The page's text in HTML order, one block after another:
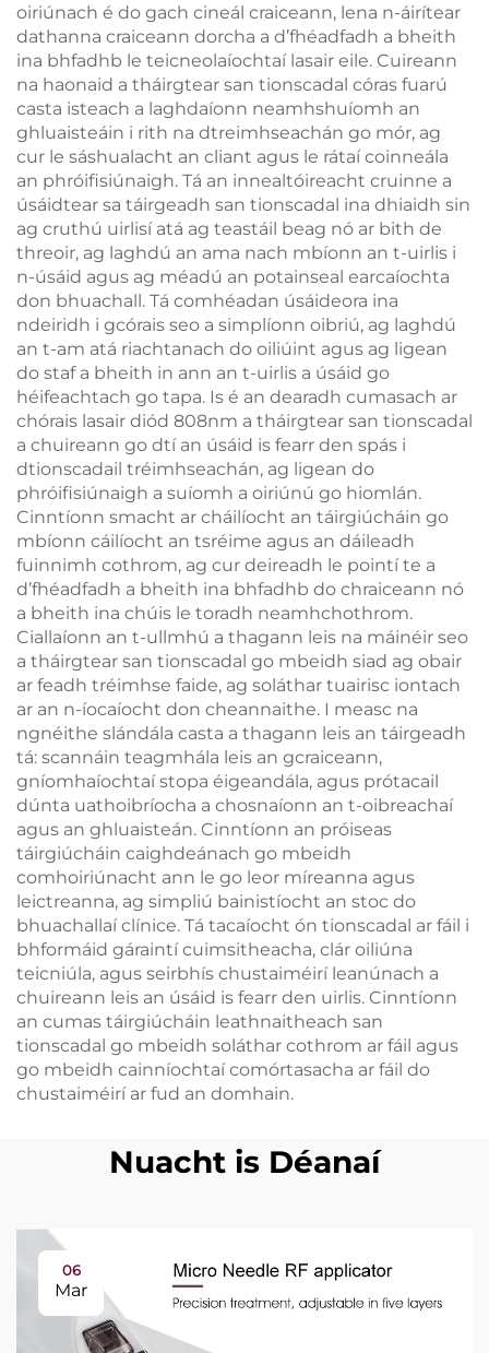
oiriúnach é do gach cineál craiceann, lena n-áirítear
dathanna craiceann dorcha a d’fhéadfadh a bheith
ina bhfadhb le teicneolaíochtaí lasair eile. Cuireann
na haonaid a tháirgtear san tionscadal córas fuarú
casta isteach a laghdaíonn neamhshuíomh an
ghluaisteáin i rith na dtreimhseachán go mór, ag
cur le sáshualacht an cliant agus le rátaí coinneála
an phróifisiúnaigh. Tá an innealtóireacht cruinne a
úsáidtear sa táirgeadh san tionscadal ina dhiaidh sin
ag cruthú uirlisí atá ag teastáil beag nó ar bith de
threoir, ag laghdú an ama nach mbíonn an t-uirlis i
n-úsáid agus ag méadú an potainseal earcaíochta
don bhuachall. Tá comhéadan úsáideora ina
ndeiridh i gcórais seo a simplíonn oibriú, ag laghdú
an t-am atá riachtanach do oiliúint agus ag ligean
do staf a bheith in ann an t-uirlis a úsáid go
héifeachtach go tapa. Is é an dearadh cumasach ar
chórais lasair diód 808nm a tháirgtear san tionscadal
a chuireann go dtí an úsáid is fearr den spás i
dtionscadail tréimhseachán, ag ligean do
phróifisiúnaigh a suíomh a oiriúnú go hiomlán.
Cinntíonn smacht ar cháilíocht an táirgiúcháin go
mbíonn cáilíocht an tsréime agus an dáileadh
fuinnimh cothrom, ag cur deireadh le pointí te a
d’fhéadfadh a bheith ina bhfadhb do chraiceann nó
a bheith ina chúis le toradh neamhchothrom.
Ciallaíonn an t-ullmhú a thagann leis na máinéir seo
a tháirgtear san tionscadal go mbeidh siad ag obair
ar feadh tréimhse faide, ag soláthar tuairisc iontach
ar an n-íocaíocht don cheannaithe. I measc na
ngnéithe slándála casta a thagann leis an táirgeadh
tá: scannáin teagmhála leis an gcraiceann,
gníomhaíochtaí stopa éigeandála, agus prótacail
dúnta uathoibríocha a chosnaíonn an t-oibreachaí
agus an ghluaisteán. Cinntíonn an próiseas
táirgiúcháin caighdeánach go mbeidh
comhoiriúnacht ann le go leor míreanna agus
leictreanna, ag simpliú bainistíocht an stoc do
bhuachallaí clínice. Tá tacaíocht ón tionscadal ar fáil i
bhformáid gáraintí cuimsitheacha, clár oiliúna
teicniúla, agus seirbhís chustaiméirí leanúnach a
chuireann leis an úsáid is fearr den uirlis. Cinntíonn
an cumas táirgiúcháin leathnaitheach san
tionscadal go mbeidh soláthar cothrom ar fáil agus
go mbeidh cainníochtaí comórtasacha ar fáil do
chustaiméirí ar fud an domhain.
Nuacht is Déanaí
06
Mar